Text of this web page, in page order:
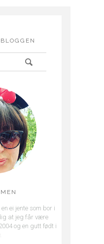
ei jente som bor i
at jeg får være
og en gutt født i